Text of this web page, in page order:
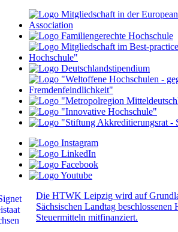
Die HTWK Leipzig wird auf
Sächsischen Landtag beschlossenen
Steuermitteln mitfinanziert.